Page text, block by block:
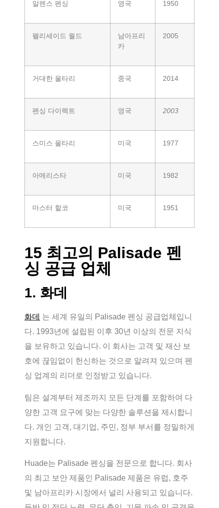
알렌스 펜싱 영국 1950
팰리세이드 월드
남아프리
카
2005
거대한 울타리 중국 2014
펜싱 다이렉트 영국 2003
스미스 울타리 미국 1977
아메리스타 미국 1982
마스터 할코 미국 1951
15 최고의 Palisade 펜
싱 공급 업체
1. 화데
화데 는 세계 유일의 Palisade 펜싱 공급업체입니
다. 1993년에 설립된 이후 30년 이상의 전문 지식
을 보유하고 있습니다. 이 회사는 고객 및 재산 보
호에 끊임없이 헌신하는 것으로 알려져 있으며 펜
싱 업계의 리더로 인정받고 있습니다.
팀은 설계부터 제조까지 모든 단계를 포함하여 다
양한 고객 요구에 맞는 다양한 솔루션을 제시합니
다. 개인 고객, 대기업, 주민, 정부 부서를 정밀하게
지원합니다.
Huade는 Palisade 펜싱을 전문으로 합니다. 회사
의 최고 보안 제품인 Palisade 제품은 유럽, 호주
및 남아프리카 시장에서 널리 사용되고 있습니다.